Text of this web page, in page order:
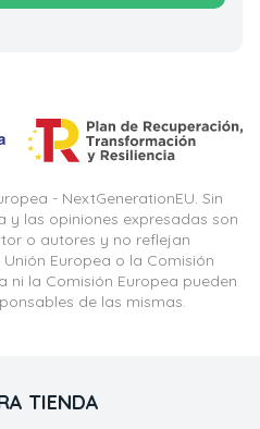
- NextGenerationEU. Sin
y las opiniones expresadas son
o autores y no reflejan
Europea o la Comisión
ni la Comisión Europea pueden
de las mismas.
TIENDA